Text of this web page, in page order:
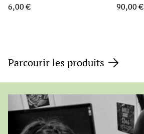
6,00 €
90,00 €
Parcourir les produits